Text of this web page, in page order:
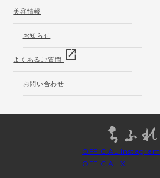
美容情報
お知らせ
よくあるご質問 open_in_new
お問い合わせ
OFFICIAL Instagram
OFFICIAL X